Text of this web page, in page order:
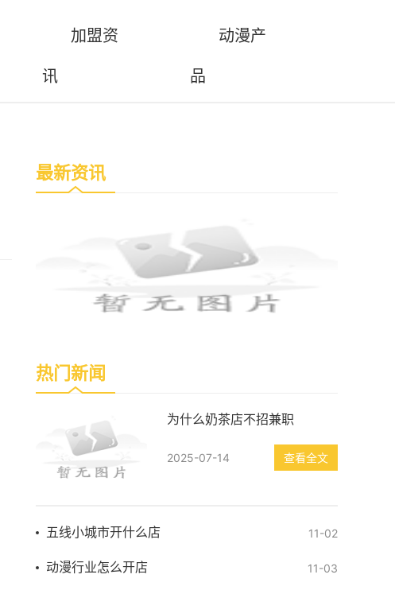
加盟资
讯
动漫产
品
最新资讯
热门新闻
为什么奶茶店不招兼职
2025-07-14 查看全文
五线小城市开什么店 11-02
动漫行业怎么开店 11-03